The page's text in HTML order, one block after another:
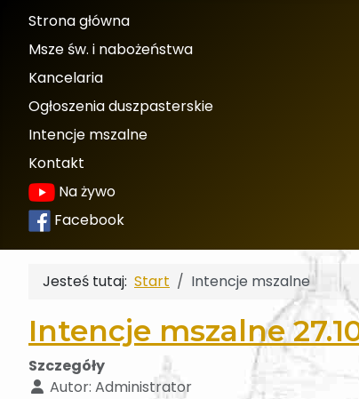
Strona główna
Msze św. i nabożeństwa
Kancelaria
Ogłoszenia duszpasterskie
Intencje mszalne
Kontakt
Na żywo
Facebook
Jesteś tutaj: Start Intencje mszalne
Intencje mszalne
Szczegóły
Autor: Administrator